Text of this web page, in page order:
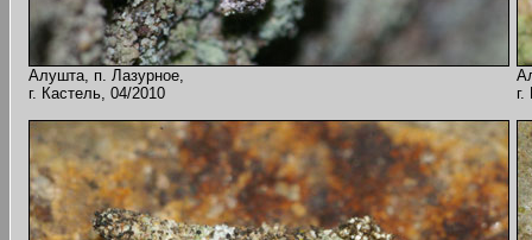
Алушта, п. Лазурное,
г. Кастель, 04/2010